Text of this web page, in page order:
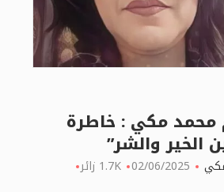
محمد مكي : خاطرة
الخير والشر”
02/06/2025 1.7K زائر